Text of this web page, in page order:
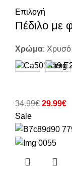
Επιλογή
Πέδιλο με
Χρώμα: Χρυσό
34.99€ 29.99€
Sale